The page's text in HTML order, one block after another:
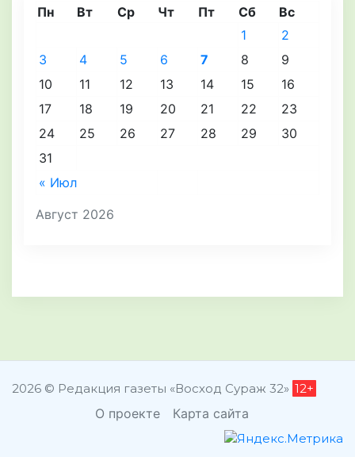
Август 2026
Пн Вт Ср Чт Пт Сб Вс
« Июл
1
2
3
4 5 6 7 8
9
10
11 12 13 14 15
16
17
18 19 20 21 22
23
24
25 26 27 28 29
30
31
2026 © Редакция газеты «Восход Сураж 32» 12+
О проекте Карта сайта